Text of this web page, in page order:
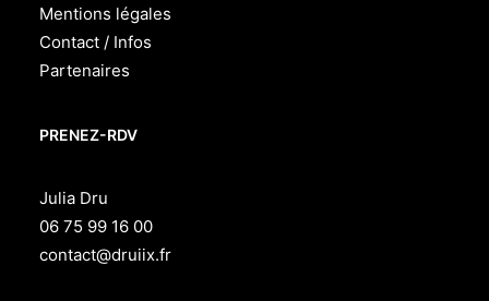
Mentions légales
Contact / Infos
Partenaires
PRENEZ-RDV
Julia Dru
06 75 99 16 00
contact@druiix.fr